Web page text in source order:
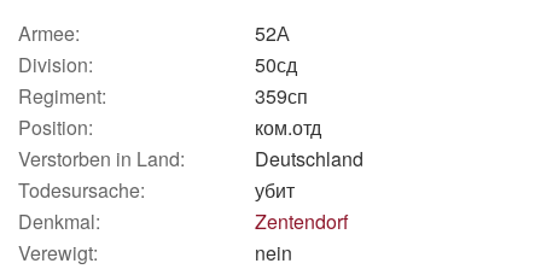
Armee:
52А
Division:
50сд
Regiment:
359сп
Position:
ком.отд
Verstorben in Land:
Deutschland
Todesursache:
убит
Denkmal:
Zentendorf
Verewigt:
nein